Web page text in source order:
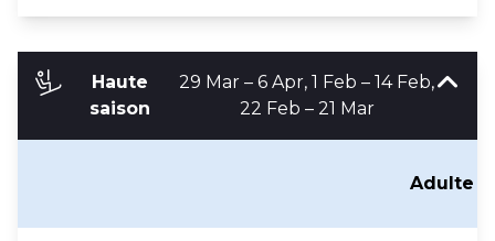
Haute
saison
29 Mar – 6 Apr, 1 Feb – 14 Feb,
22 Feb – 21 Mar
Adulte